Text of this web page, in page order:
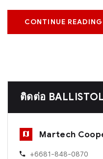
CONTINUE READING
ติดต่อ
Martech
+6681-848-0870